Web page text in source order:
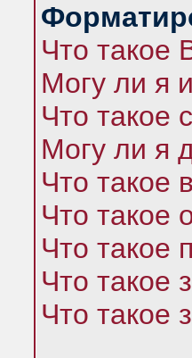
Что такое
Могу ли я
Что такое
Могу ли я
Что такое
Что такое
Что такое
Что такое
Что такое